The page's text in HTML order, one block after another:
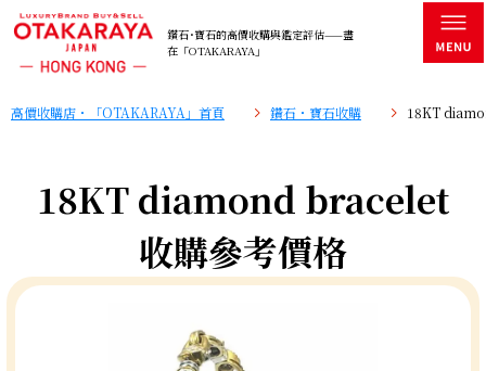
鑽石･寶石的高價收購與鑑定評估——盡
在「OTAKARAYA」
高價收購店・「OTAKARAYA」首頁 鑽石・寶石收購 18KT
18KT diamond bracelet
收購參考價格